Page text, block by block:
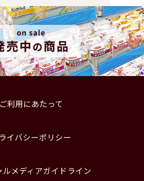
ご利用にあたって
イバシーポリシー
ルメディアガイドライン